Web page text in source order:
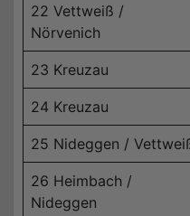
22 Vettweiß /
Nörvenich
23 Kreuzau
24 Kreuzau
25 Nideggen /
26 Heimbach /
Nideggen